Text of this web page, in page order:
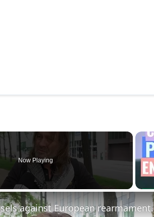
Now Playing
against European rearmament.